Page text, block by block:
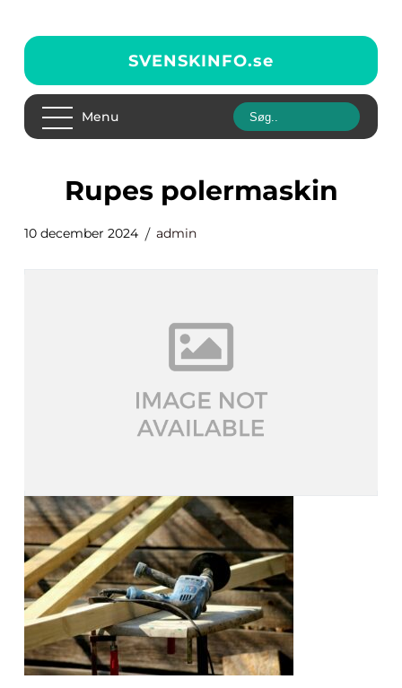
SVENSKINFO.se
Menu
Rupes polermaskin
10 december 2024 admin